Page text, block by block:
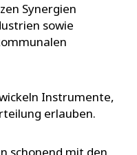
Synergien
sowie
Instrumente,
erlauben.